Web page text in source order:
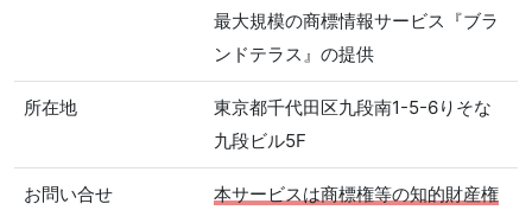
最大規模の商標情報サービス『ブラ
ンドテラス』の提供
所在地
東京都千代田区九段南1-5-6りそな
九段ビル5F
お問い合せ
本サービスは商標権等の知的財産権